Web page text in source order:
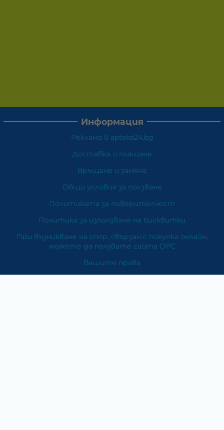
Информация
Реклама в apteka24.bg
Доставка и плащане
Връщане и замяна
Общи условия за ползване
Политиката за поверителност
Политика за използване на бисквитки
При възникване на спор, свързан с покупка онлайн,
можете да ползвате сайта ОРС
Вашите права